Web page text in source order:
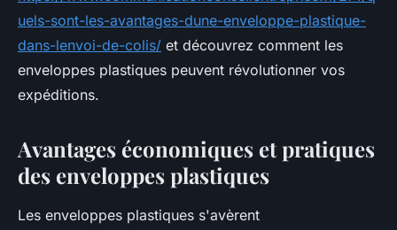
uels-sont-les-avantages-dune-enveloppe-plastique-
dans-lenvoi-de-colis/ et découvrez comment les
enveloppes plastiques peuvent révolutionner vos
expéditions.
Avantages économiques et pratiques
des enveloppes plastiques
Les enveloppes plastiques s'avèrent